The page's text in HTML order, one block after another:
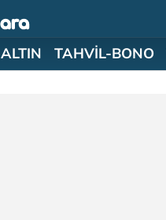
ALTIN TAHVİL-BONO